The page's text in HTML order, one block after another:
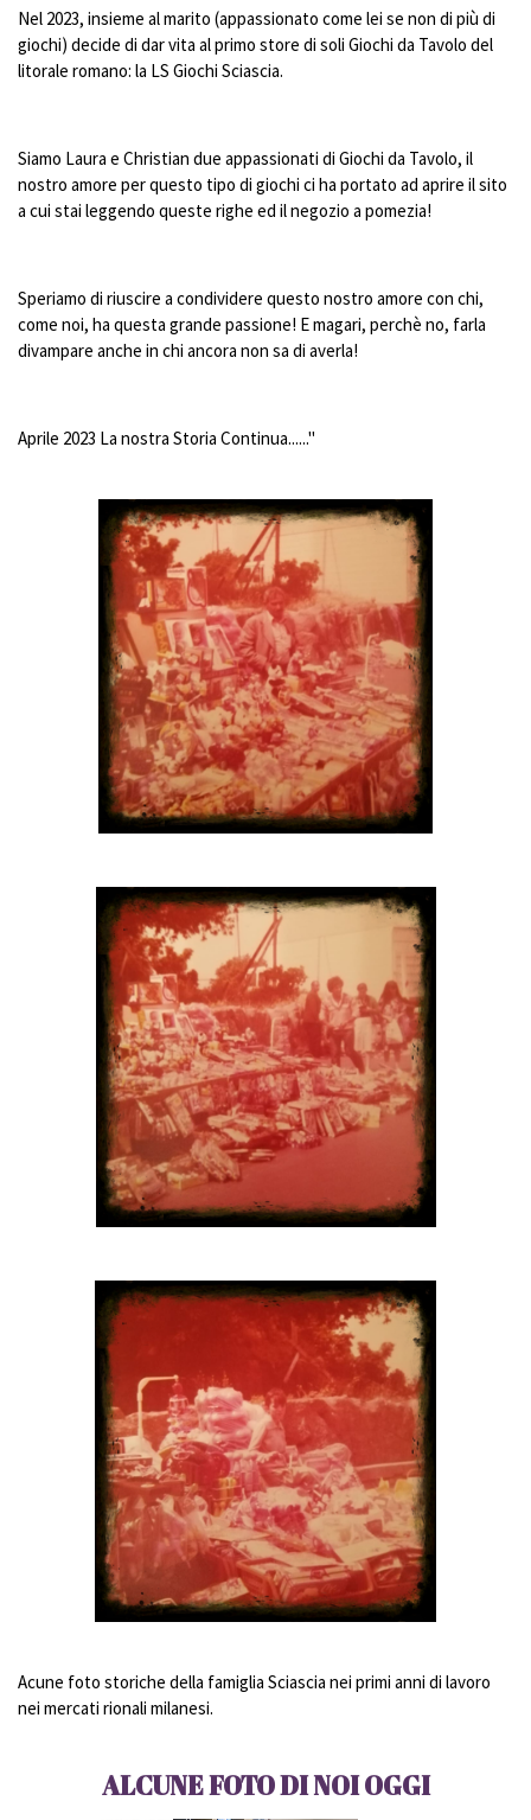
Nel 2023, insieme al marito (appassionato come lei se non di più di
giochi) decide di dar vita al primo store di soli Giochi da Tavolo del
litorale romano: la LS Giochi Sciascia.
Siamo Laura e Christian due appassionati di Giochi da Tavolo, il
nostro amore perquesto tipo di giochi ci ha portato ad aprire il sito
a cui stai leggendo queste righe ed il negozio a pomezia!
Speriamo di riuscire a condividere questo nostro amore con chi,
come noi, ha questa grande passione! E magari, perchè no, farla
divampare anche in chi ancora non sa di averla!
Aprile 2023 La nostra Storia Continua......"
Acune foto storiche della famiglia Sciascia nei primi anni di lavoro
nei mercati rionali milanesi.
ALCUNE FOTO DI NOI OGGI